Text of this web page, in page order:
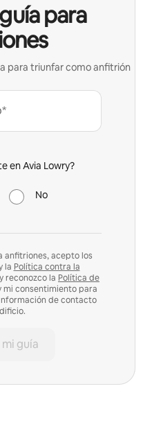
para
para triunfar como anfitrión
en Avia Lowry?
No
anfitriones, acepto los
la Política contra la
y reconozco la Política de
mi consentimiento para
de contacto
guía